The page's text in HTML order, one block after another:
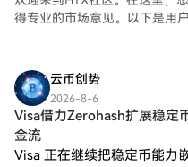
得专业的市场意见。以下是用
云币创势
2026-8-6
Visa借力Zerohash扩展稳定
金流
Visa 正在继续把稳定币能力